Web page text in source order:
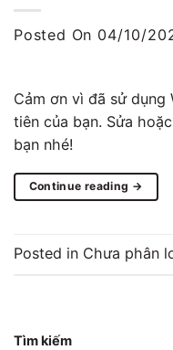
Posted On 04/10/
Cảm ơn vì đã sử dụng
tiên của bạn. Sửa
bạn nhé!
Continue reading →
Posted in Chưa phân
Tìm kiếm